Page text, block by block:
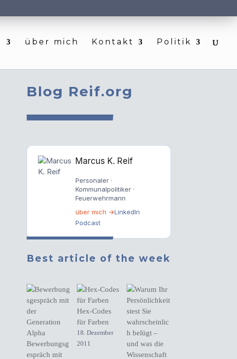
über mich Kontakt Politik
Blog Reif.org
Marcus K. Reif
Personaler ·
Kommunalpolitiker ·
Feuerwehrmann
über mich →LinkedIn
Podcast
Best article of the week
Bewerbungsg
espräch mit
Hex-Codes
für Farben
18. Dezember
2011